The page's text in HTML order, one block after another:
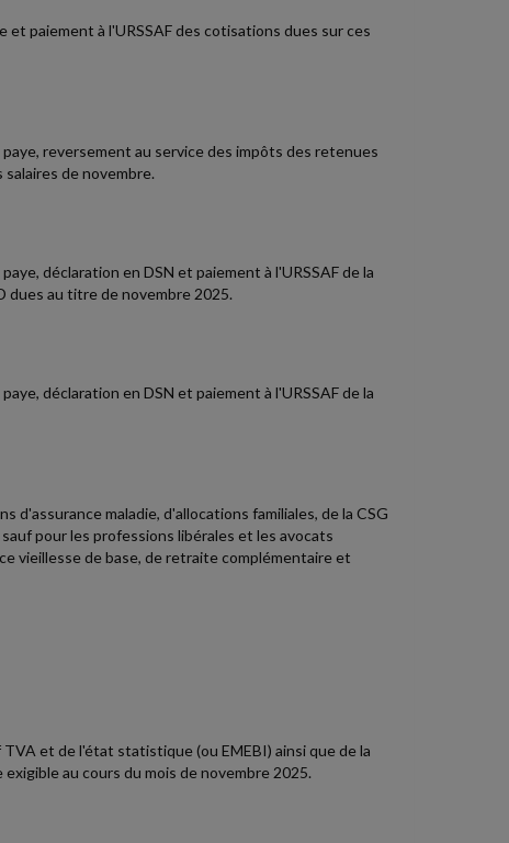
et paiement à l'URSSAF des cotisations dues sur ces
reversement au service des impôts des retenues
de novembre.
déclaration en DSN et paiement à l'URSSAF de la
dues au titre de novembre 2025.
déclaration en DSN et paiement à l'URSSAF de la
d'assurance maladie, d'allocations familiales, de la CSG
pour les professions libérales et les avocats
vieillesse de base, de retraite complémentaire et
et de l'état statistique (ou EMEBI) ainsi que de la
au cours du mois de novembre 2025.